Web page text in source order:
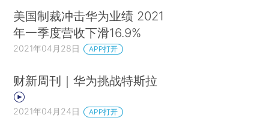
美国制裁冲击华为业绩 2021
年一季度营收下滑16.9%
2021年04月28日 APP打开
财新周刊｜华为挑战特斯拉
2021年04月24日 APP打开